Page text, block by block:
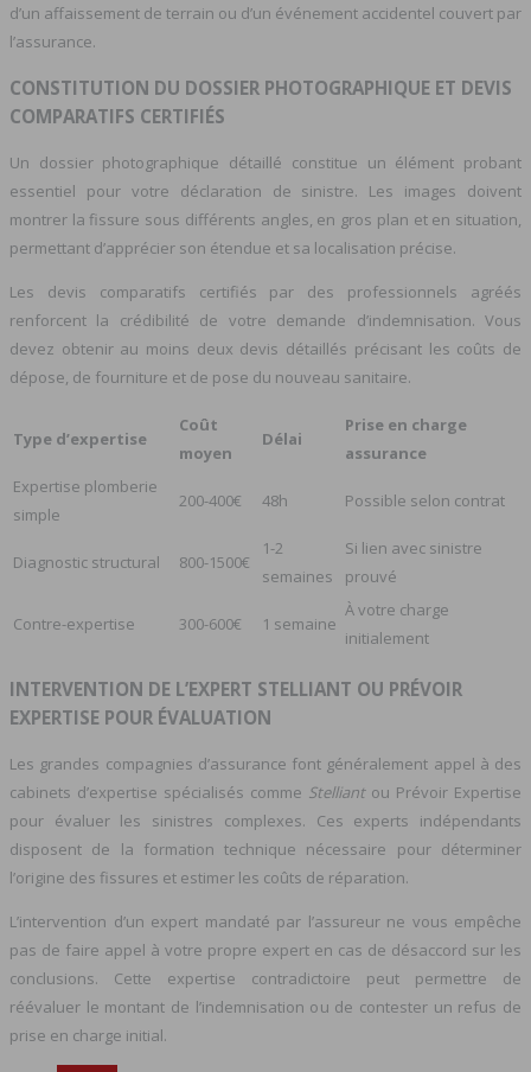
d’un affaissement de terrain ou d’un événement accidentel couvert par
l’assurance.
CONSTITUTION DU DOSSIER PHOTOGRAPHIQUE ET DEVIS
COMPARATIFS CERTIFIÉS
Un dossier photographique détaillé constitue un élément probant
essentiel pour votre déclaration de sinistre. Les images doivent
montrer la fissure sous différents angles, en gros plan et en situation,
permettant d’apprécier son étendue et sa localisation précise.
Les devis comparatifs certifiés par des professionnels agréés
renforcent la crédibilité de votre demande d’indemnisation. Vous
devez obtenir au moins deux devis détaillés précisant les coûts de
dépose, de fourniture et de pose du nouveau sanitaire.
Type d’expertise
Coût
moyen
Délai
Prise en charge
assurance
Expertise plomberie
simple
200-400€ 48h Possible selon contrat
Diagnostic structural 800-1500€
1-2
semaines
Si lien avec sinistre
prouvé
Contre-expertise 300-600€ 1 semaine
À votre charge
initialement
INTERVENTION DE L’EXPERT STELLIANT OU PRÉVOIR
EXPERTISE POUR ÉVALUATION
Les grandes compagnies d’assurance font généralement appel à des
cabinets d’expertise spécialisés comme Stelliant ou Prévoir Expertise
pour évaluer les sinistres complexes. Ces experts indépendants
disposent de la formation technique nécessaire pour déterminer
l’origine des fissures et estimer les coûts de réparation.
L’intervention d’un expert mandaté par l’assureur ne vous empêche
pas de faire appel à votre propre expert en cas de désaccord sur les
conclusions. Cette expertise contradictoire peut permettre de
réévaluer le montant de l’indemnisation ou de contester un refus de
prise en charge initial.